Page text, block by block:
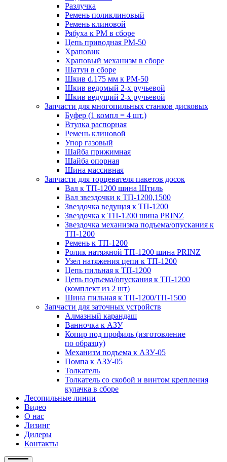
Разлучка
Ремень поликлиновый
Ремень клиновой
Рябуха к РМ в сборе
Цепь приводная РМ-50
Храповик
Храповый механизм в сборе
Шатун в сборе
Шкив d.175 мм к РМ-50
Шкив ведомый 2-х ручьевой
Шкив ведущий 2-х ручьевой
Запчасти для многопильных станков дисковых
Буфер (1 компл = 4 шт.)
Втулка распорная
Ремень клиновой
Упор газовый
Шайба прижимная
Шайба опорная
Шина массивная
Запчасти для торцевателя пакетов досок
Вал к ТП-1200 шина Штиль
Вал звездочки к ТП-1200,1500
Звездочка ведущая к ТП-1200
Звездочка к ТП-1200 шина PRINZ
Звездочка механизма подъема/опускания к
ТП-1200
Ремень к ТП-1200
Ролик натяжной ТП-1200 шина PRINZ
Узел натяжения цепи к ТП-1200
Цепь пильная к ТП-1200
Цепь подъема/опускания к ТП-1200
(комплект из 2 шт)
Шина пильная к ТП-1200/ТП-1500
Запчасти для заточных устройств
Алмазный карандаш
Ванночка к АЗУ
Копир под профиль (изготовление
по образцу)
Механизм подъема к АЗУ-05
Помпа к АЗУ-05
Толкатель
Толкатель со скобой и винтом крепления
кулачка в сборе
Лесопильные линии
Видео
О нас
Лизинг
Дилеры
Контакты